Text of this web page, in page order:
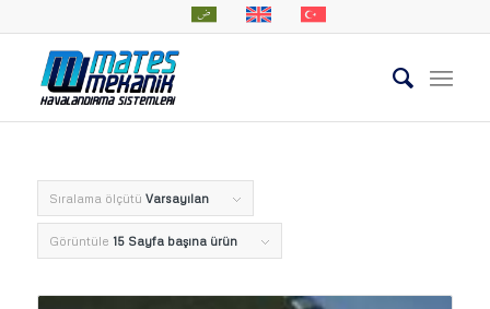
Sıralama ölçütü Varsayılan
Görüntüle 15 Sayfa başına ürün